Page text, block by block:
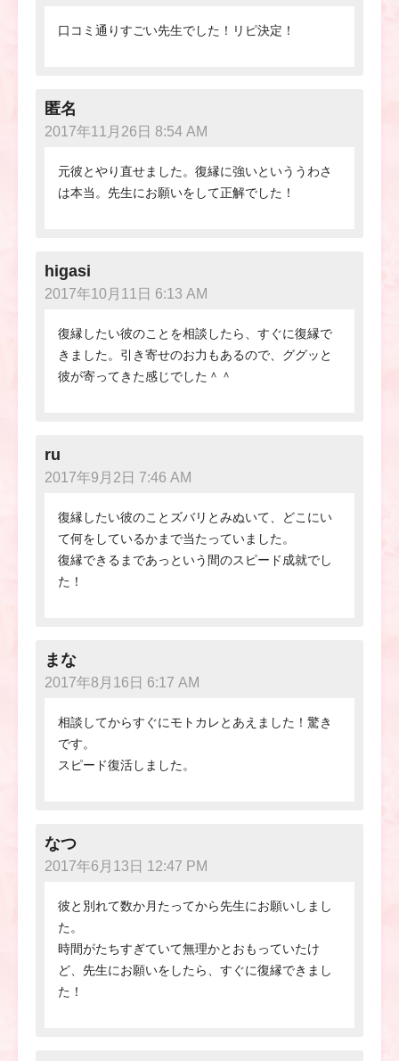
口コミ通りすごい先生でした！リピ決定！
匿名
2017年11月26日 8:54 AM
元彼とやり直せました。復縁に強いといううわさ
は本当。先生にお願いをして正解でした！
higasi
2017年10月11日 6:13 AM
復縁したい彼のことを相談したら、すぐに復縁で
きました。引き寄せのお力もあるので、ググッと
彼が寄ってきた感じでした＾＾
ru
2017年9月2日 7:46 AM
復縁したい彼のことズバリとみぬいて、どこにい
て何をしているかまで当たっていました。
復縁できるまであっという間のスピード成就でし
た！
まな
2017年8月16日 6:17 AM
相談してからすぐにモトカレとあえました！驚き
です。
スピード復活しました。
なつ
2017年6月13日 12:47 PM
彼と別れて数か月たってから先生にお願いしまし
た。
時間がたちすぎていて無理かとおもっていたけ
ど、先生にお願いをしたら、すぐに復縁できまし
た！